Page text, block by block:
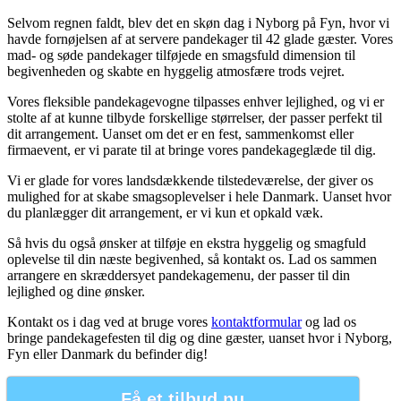
Selvom regnen faldt, blev det en skøn dag i Nyborg på Fyn, hvor vi
havde fornøjelsen af at servere pandekager til 42 glade gæster. Vores
mad- og søde pandekager tilføjede en smagsfuld dimension til
begivenheden og skabte en hyggelig atmosfære trods vejret.
Vores fleksible pandekagevogne tilpasses enhver lejlighed, og vi er
stolte af at kunne tilbyde forskellige størrelser, der passer perfekt til
dit arrangement. Uanset om det er en fest, sammenkomst eller
firmaevent, er vi parate til at bringe vores pandekageglæde til dig.
Vi er glade for vores landsdækkende tilstedeværelse, der giver os
mulighed for at skabe smagsoplevelser i hele Danmark. Uanset hvor
du planlægger dit arrangement, er vi kun et opkald væk.
Så hvis du også ønsker at tilføje en ekstra hyggelig og smagfuld
oplevelse til din næste begivenhed, så kontakt os. Lad os sammen
arrangere en skræddersyet pandekagemenu, der passer til din
lejlighed og dine ønsker.
Kontakt os i dag ved at bruge vores kontaktformularog lad os
bringe pandekagefesten til dig og dine gæster, uanset hvor i Nyborg,
Fyn eller Danmark du befinder dig!